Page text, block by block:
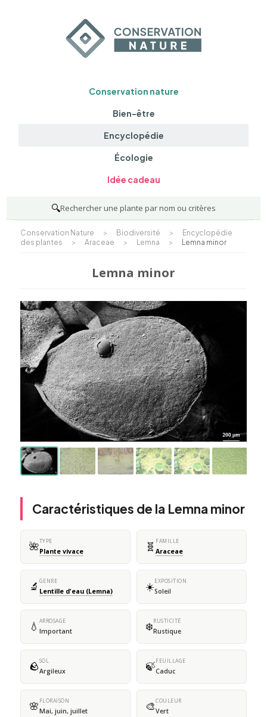
Conservation nature
Bien-être
Encyclopédie
Écologie
Idée cadeau
🔍Rechercher une plante par nom ou critères
Conservation Nature > Biodiversité >
Encyclopédie
des plantes
> Araceae > Lemna > Lemna minor
Lemna minor
Caractéristiques de la Lemna minor
🌺TYPE
Plante vivace 🧬 FAMILLE
Araceae
🔬 GENRE
Lentille d'eau (Lemna) ☀️EXPOSITION
Soleil
💧 ARROSAGE
Important ❄️RUSTICITÉ
Rustique
🪨SOL
Argileux 🍃FEUILLAGE
Caduc
🌸 FLORAISON
Mai, juin, juillet 🎨COULEUR
Vert